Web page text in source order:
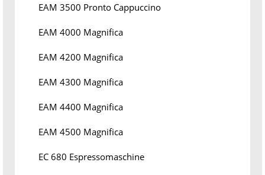
EAM 3500 Pronto Cappuccino
EAM 4000 Magnifica
EAM 4200 Magnifica
EAM 4300 Magnifica
EAM 4400 Magnifica
EAM 4500 Magnifica
EC 680 Espressomaschine